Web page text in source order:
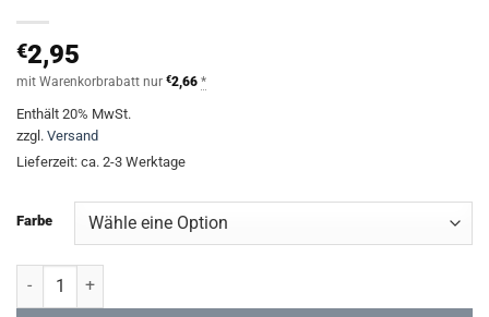
€2,95
mit Warenkorbrabatt nur €2,66 *
Enthält 20% MwSt.
zzgl. Versand
Lieferzeit: ca. 2-3 Werktage
Farbe
Anti-Stress Ball Menge